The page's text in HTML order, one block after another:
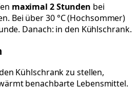
maximal 2 Stunden bei
Bei über 30 °C (Hochsommer)
Danach: in den Kühlschrank.
Kühlschrank zu stellen,
benachbarte Lebensmittel.